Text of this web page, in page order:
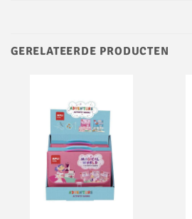
GERELATEERDE PRODUCTEN